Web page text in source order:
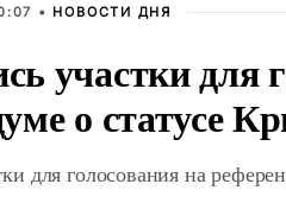
• НОВОСТИ ДНЯ
участки для
о статусе
для голосования на